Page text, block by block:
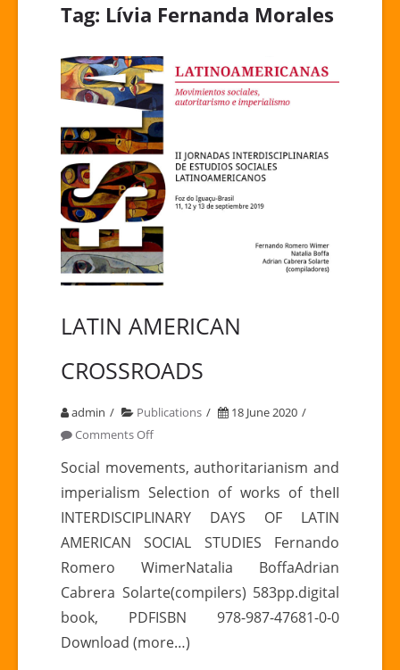
Tag: Lívia Fernanda Morales
LATIN AMERICAN
CROSSROADS
admin Publications
18 June 2020
Comments Offon
AMERICAN
CROSSROADS
Social movements, authoritarianism and
imperialism Selection of works of theII
INTERDISCIPLINARY DAYS OF LATIN
AMERICAN SOCIAL STUDIES Fernando
Romero WimerNatalia BoffaAdrian
Cabrera Solarte(compilers) 583pp.digital
book, PDFISBN 978-987-47681-0-0
Download (more…)